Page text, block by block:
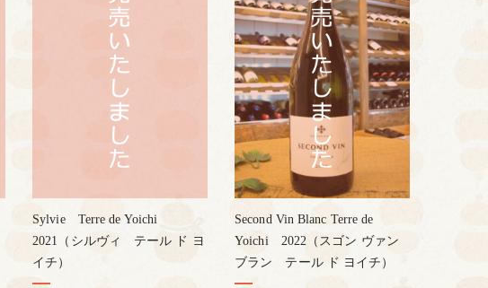
Sylvie Terre de Yoichi
2021（シルヴィ テール ド ヨ
イチ）
Second Vin Blanc Terre de
Yoichi 2022（スゴン ヴァン
ブラン テール ド ヨイチ）